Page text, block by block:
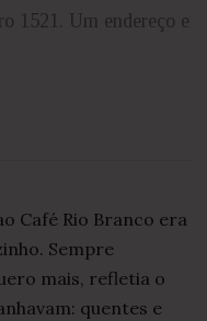
1521. Um endereço e
Café Rio Branco era
Sempre
mais, refletia o
quentes e